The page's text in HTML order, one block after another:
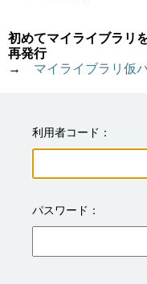
初めてマイライブラリ
再発行
→ マイライブラリ仮
利用者コード
パスワード